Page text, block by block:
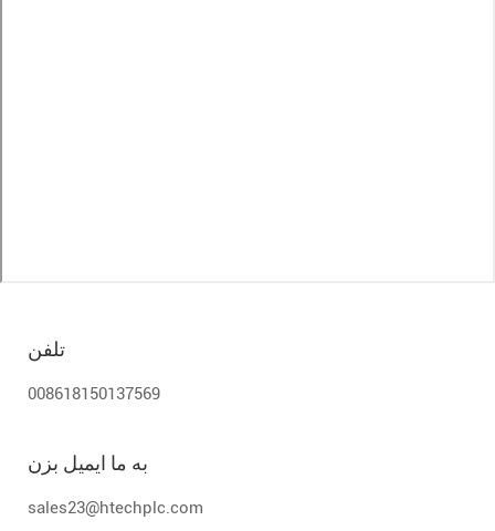
تلفن
008618150137569
به ما ایمیل بزن
sales23@htechplc.com